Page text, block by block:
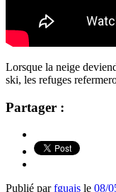
Lorsque la neige
ski, les refuges
Partager :
Publié parfguais le 08/